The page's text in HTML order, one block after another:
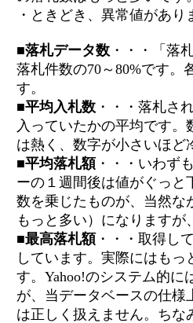
・ときどき、異常値があ
■落札データ数 ・・・「落
落札件数の70～80%です。
す。
■平均入札数 ・・・落札さ
入っていたかの平均です
は熱く、数字が小さいほど
■平均落札額 ・・・いわず
ーの１週間後は値がぐっと
数を乗じたものが、当然な
もっと多い）になります
■最高落札額 ・・・取得し
しています。実際にはも
す。Yahoo!のシステム的に
が、当データベースの仕様
は正しく扱えません。ちな